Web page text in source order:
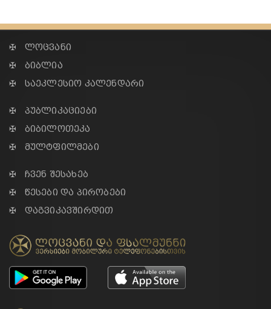
✠ ლოცვანი
✠ ბიბლია
✠ საეკლესიო კალენდარი
✠ პუბლიკაციები
✠ ბიბილოთეკა
✠ მულტფილმები
✠ ჩვენ შესახებ
✠ წესები და პირობები
✠ დაგვიკავშირდით